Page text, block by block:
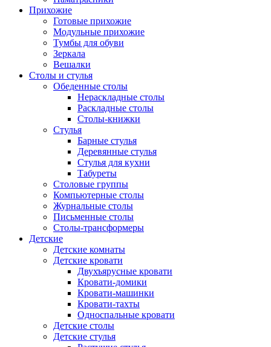
Прихожие
Готовые прихожие
Модульные прихожие
Тумбы для обуви
Зеркала
Вешалки
Столы и стулья
Обеденные столы
Нераскладные столы
Раскладные столы
Столы-книжки
Стулья
Барные стулья
Деревянные стулья
Стулья для кухни
Табуреты
Столовые группы
Компьютерные столы
Журнальные столы
Письменные столы
Столы-трансформеры
Детские
Детские комнаты
Детские кровати
Двухъярусные кровати
Кровати-домики
Кровати-машинки
Кровати-тахты
Односпальные кровати
Детские столы
Детские стулья